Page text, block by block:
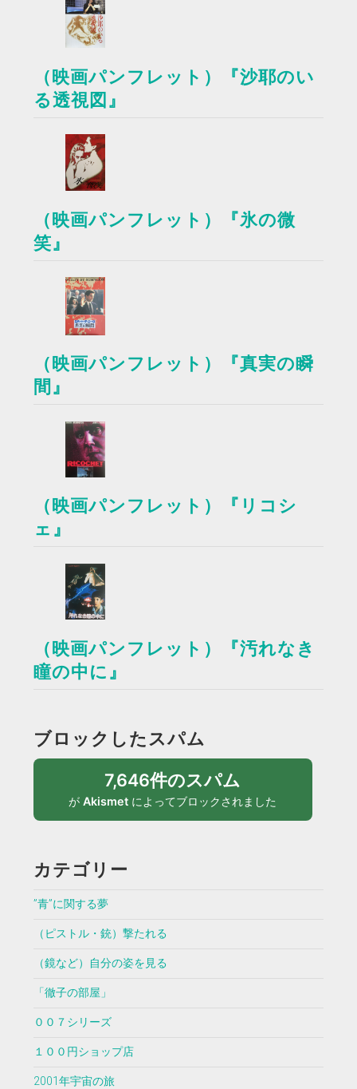
（映画パンフレット）『沙耶のい
る透視図』
（映画パンフレット）『氷の微
笑』
（映画パンフレット）『真実の瞬
間』
（映画パンフレット）『リコシ
ェ』
（映画パンフレット）『汚れなき
瞳の中に』
ブロックしたスパム
7,646件のスパム
がAkismet によってブロックされました
カテゴリー
”青”に関する夢
（ピストル・銃）撃たれる
（鏡など）自分の姿を見る
「徹子の部屋」
００７シリーズ
１００円ショップ店
2001年宇宙の旅